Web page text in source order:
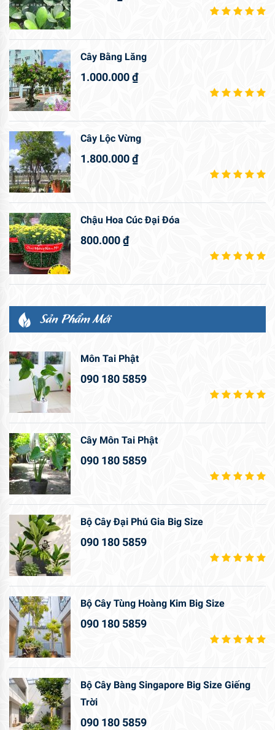
Cây Bằng Lăng
1.000.000₫
Cây Lộc Vừng
1.800.000₫
Chậu Hoa Cúc Đại Đóa
800.000₫
Sản Phẩm Mới
Môn Tai Phật
090 180 5859
Cây Môn Tai Phật
090 180 5859
Bộ Cây Đại Phú Gia Big Size
090 180 5859
Bộ Cây Tùng Hoàng Kim Big Size
090 180 5859
Bộ Cây Bàng Singapore Big Size Giếng
Trời
090 180 5859